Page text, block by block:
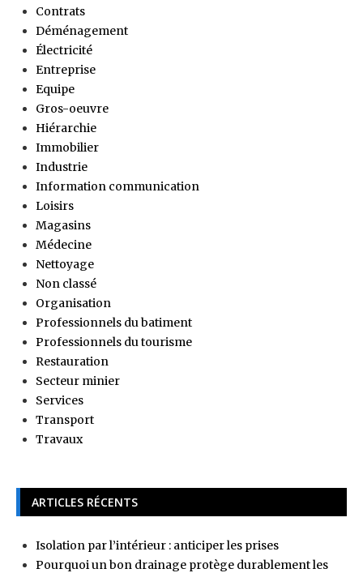
Contrats
Déménagement
Électricité
Entreprise
Equipe
Gros-oeuvre
Hiérarchie
Immobilier
Industrie
Information communication
Loisirs
Magasins
Médecine
Nettoyage
Non classé
Organisation
Professionnels du batiment
Professionnels du tourisme
Restauration
Secteur minier
Services
Transport
Travaux
ARTICLES RÉCENTS
Isolation par l’intérieur : anticiper les prises
Pourquoi un bon drainage protège durablement les